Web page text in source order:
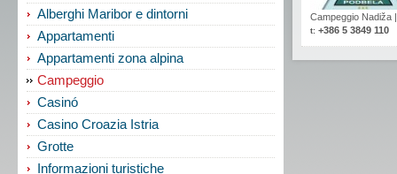
Alberghi Maribor e dintorni
Appartamenti
Appartamenti zona alpina
Campeggio
Casinó
Casino Croazia Istria
Grotte
Informazioni turistiche
Campeggio Nadiža
t: +386 5 3849 110